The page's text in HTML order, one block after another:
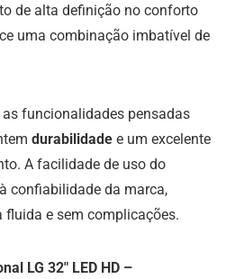
de alta definição no conforto
uma combinação imbatível de
funcionalidades pensadas
durabilidade e um excelente
A facilidade de uso do
confiabilidade da marca,
fluida e sem complicações.
LG 32″ LED HD –